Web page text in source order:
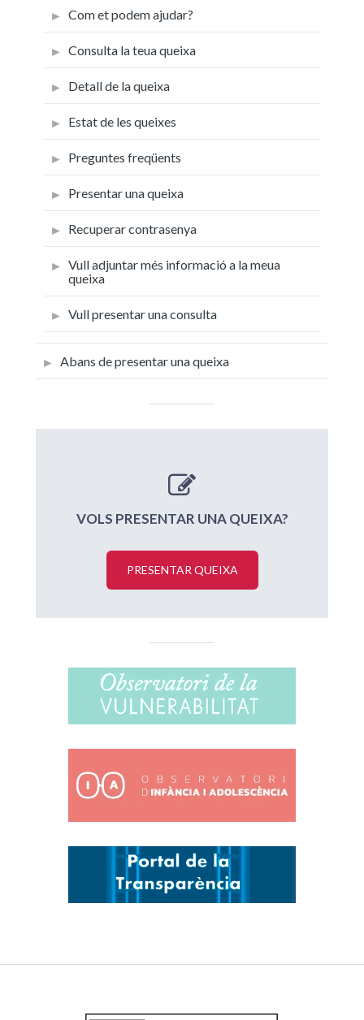
Com et podem ajudar?
Consulta la teua queixa
Detall de la queixa
Estat de les queixes
Preguntes freqüents
Presentar una queixa
Recuperar contrasenya
Vull adjuntar més informació a la meua
queixa
Vull presentar una consulta
Abans de presentar una queixa
VOLS PRESENTAR UNA QUEIXA?
PRESENTAR QUEIXA